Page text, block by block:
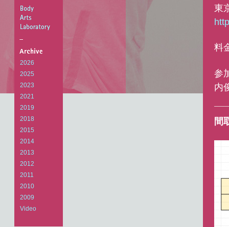
Body
Arts
Laboratory
2026
2025
2023
2021
2019
2018
2015
2014
2013
2012
2011
2010
2009
Video
東
料
参
内
間